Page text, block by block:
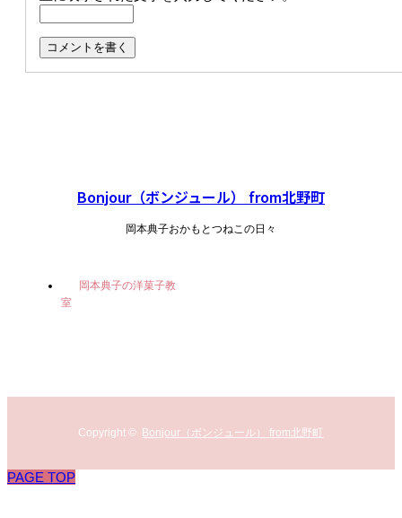
Bonjour（ボンジュール） from北野町
岡本典子おかもとつねこの日々
岡本典子の洋菓子教
室
Copyright © Bonjour（ボンジュール） from北野町
PAGE TOP